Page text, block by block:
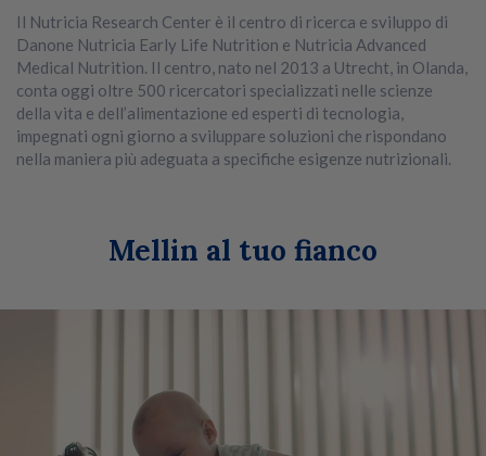
Il Nutricia Research Center è il centro di ricerca e sviluppo di
Danone Nutricia Early Life Nutrition e Nutricia Advanced
Medical Nutrition. Il centro, nato nel 2013 a Utrecht, in Olanda,
conta oggi oltre 500 ricercatori specializzati nelle scienze
della vita e dell’alimentazione ed esperti di tecnologia,
impegnati ogni giorno a sviluppare soluzioni che rispondano
nella maniera più adeguata a specifiche esigenze nutrizionali.
Mellin al tuo fianco